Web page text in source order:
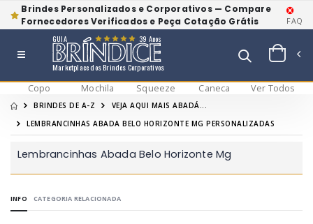
Brindes Personalizados e Corporativos — Compare
Fornecedores Verificados e Peça Cotação Grátis
FAQ
Marketplace dos Brindes Corporativos
GUIA 39 Anos
Copo Mochila Squeeze Caneca Ver Todos
BRINDES DE A-Z
VEJA AQUI MAIS ABADÁ...
LEMBRANCINHAS ABADA BELO HORIZONTE MG PERSONALIZADAS
Lembrancinhas Abada Belo Horizonte Mg
INFO CATEGORIA RELACIONADA